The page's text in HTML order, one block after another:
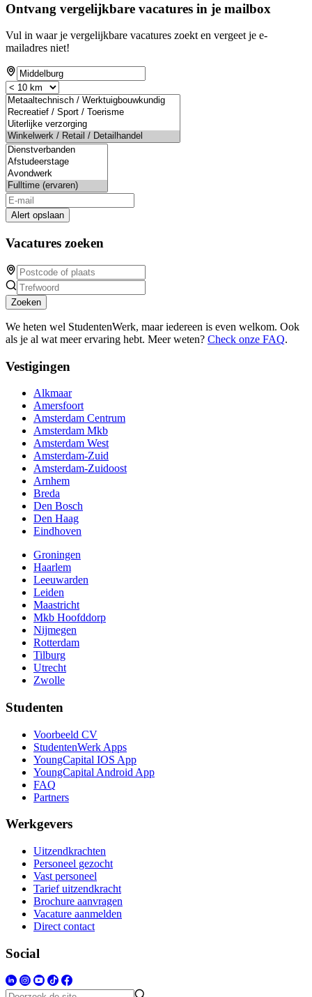
Ontvang vergelijkbare vacatures in je mailbox
Vul in waar je vergelijkbare vacatures zoekt en vergeet je e-
mailadres niet!
Alert opslaan
Vacatures zoeken
Zoeken
We heten wel StudentenWerk, maar iedereen is even welkom. Ook
als je al wat meer ervaring hebt. Meer weten? Check onze FAQ.
Vestigingen
Alkmaar
Amersfoort
Amsterdam Centrum
Amsterdam Mkb
Amsterdam West
Amsterdam-Zuid
Amsterdam-Zuidoost
Arnhem
Breda
Den Bosch
Den Haag
Eindhoven
Groningen
Haarlem
Leeuwarden
Leiden
Maastricht
Mkb Hoofddorp
Nijmegen
Rotterdam
Tilburg
Utrecht
Zwolle
Studenten
Voorbeeld CV
StudentenWerk Apps
YoungCapital IOS App
YoungCapital Android App
FAQ
Partners
Werkgevers
Uitzendkrachten
Personeel gezocht
Vast personeel
Tarief uitzendkracht
Brochure aanvragen
Vacature aanmelden
Direct contact
Social